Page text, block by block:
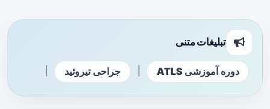
تبلیغات متنی
دوره آموزشی ATLS جراحی تیروئید